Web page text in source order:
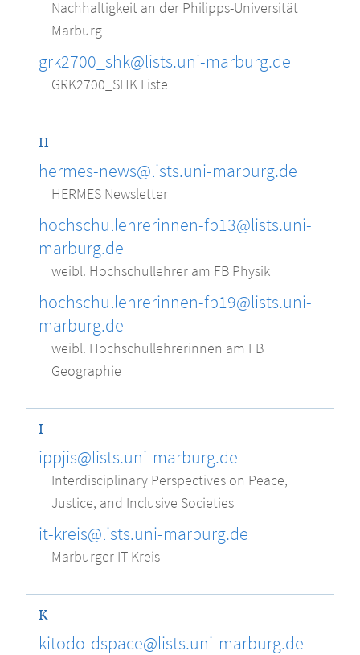
Nachhaltigkeit an der Philipps-Universität
Marburg
grk2700_shk@lists.uni-marburg.de
GRK2700_SHK Liste
H
hermes-news@lists.uni-marburg.de
HERMES Newsletter
hochschullehrerinnen-fb13@lists.uni-
marburg.de
weibl. Hochschullehrer am FB Physik
hochschullehrerinnen-fb19@lists.uni-
marburg.de
weibl. Hochschullehrerinnen am FB
Geographie
I
ippjis@lists.uni-marburg.de
Interdisciplinary Perspectives on Peace,
Justice, and Inclusive Societies
it-kreis@lists.uni-marburg.de
Marburger IT-Kreis
K
kitodo-dspace@lists.uni-marburg.de